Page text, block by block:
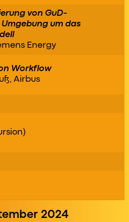
von GuD-
um das
Energy
Workflow
Airbus
2024